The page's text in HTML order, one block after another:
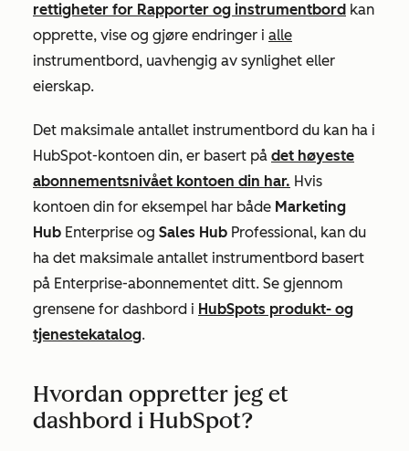
rettigheter for Rapporter og instrumentbord kan
opprette, vise og gjøre endringer i alle
instrumentbord, uavhengig av synlighet eller
eierskap.
Det maksimale antallet instrumentbord du kan ha i
HubSpot-kontoen din, er basert på det høyeste
abonnementsnivået kontoen din har. Hvis
kontoen din for eksempel har både Marketing
Hub Enterprise og Sales Hub Professional, kan du
ha det maksimale antallet instrumentbord basert
på Enterprise-abonnementet ditt. Se gjennom
grensene for dashbord i HubSpots produkt- og
tjenestekatalog.
Hvordan oppretter jeg et
dashbord i HubSpot?